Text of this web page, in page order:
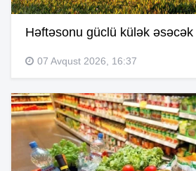
Həftəsonu güclü külək əsəcək
07 Avqust 2026, 16:37